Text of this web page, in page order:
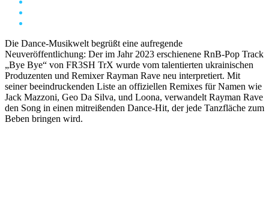
Die Dance-Musikwelt begrüßt eine aufregende
Neuveröffentlichung: Der im Jahr 2023 erschienene RnB-Pop Track
„Bye Bye“ von FR3SH TrX wurde vom talentierten ukrainischen
Produzenten und Remixer Rayman Rave neu interpretiert. Mit
seiner beeindruckenden Liste an offiziellen Remixes für Namen wie
Jack Mazzoni, Geo Da Silva, und Loona, verwandelt Rayman Rave
den Song in einen mitreißenden Dance-Hit, der jede Tanzfläche zum
Beben bringen wird.